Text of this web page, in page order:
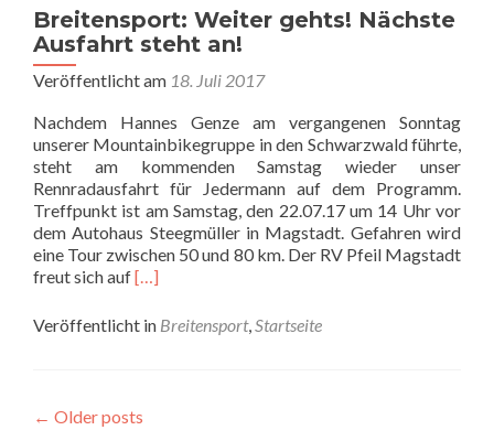
Ausblick!
Breitensport: Weiter gehts! Nächste
Ausfahrt steht an!
Veröffentlicht am 18. Juli 2017
Nachdem Hannes Genze am vergangenen Sonntag
unserer Mountainbikegruppe in den Schwarzwald führte,
steht am kommenden Samstag wieder unser
Rennradausfahrt für Jedermann auf dem Programm.
Treffpunkt ist am Samstag, den 22.07.17 um 14 Uhr vor
dem Autohaus Steegmüller in Magstadt. Gefahren wird
eine Tour zwischen 50 und 80 km. Der RV Pfeil Magstadt
freut sich aufRead
about
Breitensport:
Ausfahrt
[…]
Veröffentlicht in Breitensport,Startseite
← Older posts